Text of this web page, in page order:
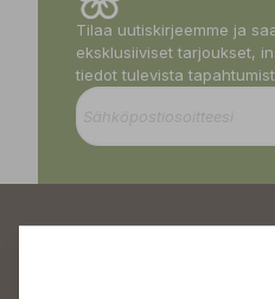
Tilaa uutiskirjeemme ja
eksklusiiviset tarjoukset,
tiedot tulevista